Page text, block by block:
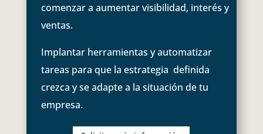
comenzar a aumentar visibilidad, interés y
ventas.
Implantar herramientas y automatizar
tareas para que la estrategia definida
crezca y se adapte a la situación de tu
empresa.